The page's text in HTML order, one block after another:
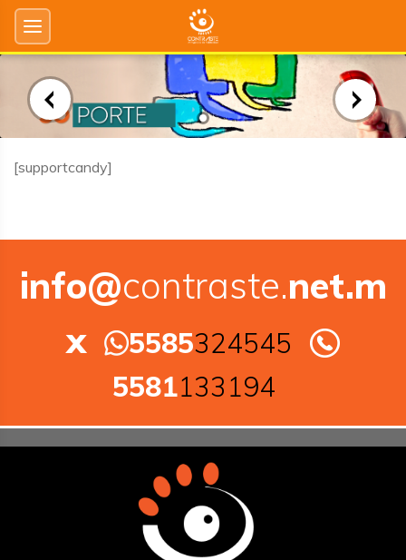
[supportcandy]
info@contraste.net.m
x
5585324545
5581133194